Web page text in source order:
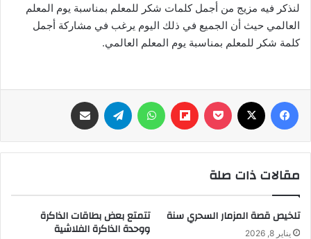
لنذكر فيه مزيج من أجمل كلمات شكر للمعلم بمناسبة يوم المعلم
العالمي حيث أن الجميع في ذلك اليوم يرغب في مشاركة أجمل
كلمة شكر للمعلم بمناسبة يوم المعلم العالمي.
فيسبوك ‫Pocket
Flipboard واتساب تيلقرام
مقالات ذات صلة
تلخيص قصة المزمار السحري سنة
يناير 8, 2026
تتمتع بعض بطاقات الذاكرة
ووحدة الذاكرة الفلاشية